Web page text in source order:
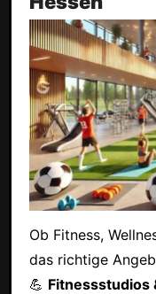
Ob Fitness,
das richtige
💪 Fitnessstudios